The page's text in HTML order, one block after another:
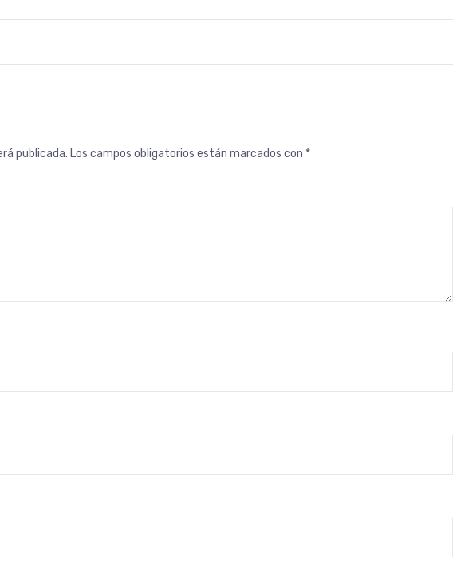
publicada. Los campos obligatorios están marcados con *